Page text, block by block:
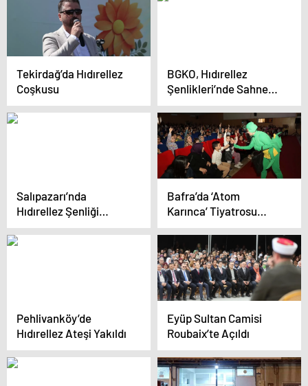
Tekirdağ’da Hıdırellez
Coşkusu
BGKO, Hıdırellez
Şenlikleri’nde Sahne
Aldı
Salıpazarı’nda
Hıdırellez Şenliği
Coşkuyla Kutlandı
Bafra’da ‘Atom
Karınca’ Tiyatrosu
Sahnelendi
Pehlivanköy’de
Hıdırellez Ateşi Yakıldı
Eyüp Sultan Camisi
Roubaix’te Açıldı